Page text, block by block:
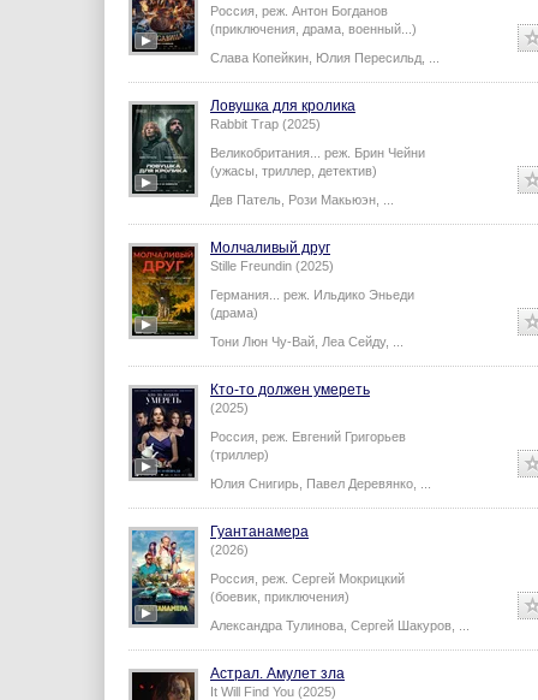
Россия, реж. Антон Богданов
(приключения, драма, военный...)
Слава Копейкин Юлия Пересильд
Ловушка для кролика
Rabbit Trap (2025)
Великобритания... реж. Брин Чейни
(ужасы, триллер, детектив)
Дев Патель Рози Макьюэн
Молчаливый друг
Stille Freundin (2025)
Германия... реж. Ильдико Эньеди
(драма)
Тони Люн Чу-Вай Леа Сейду,
Кто-то должен умереть
(2025)
Россия, реж. Евгений Григорьев
(триллер)
Юлия Снигирь Павел Деревянко
Гуантанамера
(2026)
Россия, реж. Сергей Мокрицкий
(боевик, приключения)
Александра Тулинова Сергей Шакуров
Астрал. Амулет зла
It Will Find You (2025)